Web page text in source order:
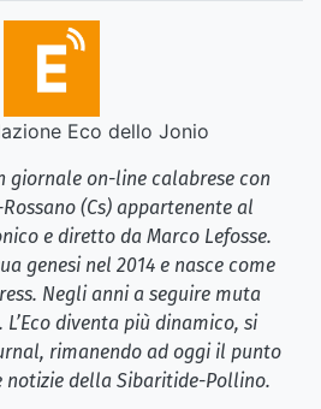
Eco dello Jonio
giornale on-line calabrese con
(Cs) appartenente al
e diretto da Marco Lefosse.
genesi nel 2014 e nasce come
Negli anni a seguire muta
diventa più dinamico, si
rimanendo ad oggi il punto
della Sibaritide-Pollino.